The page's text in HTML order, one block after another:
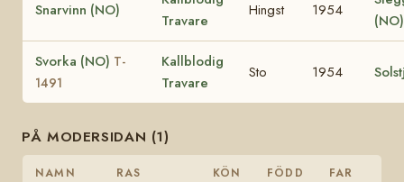
Snarvinn (NO)
Travare
Hingst 1954
Svorka (NO) T-
1491
Kallblodig
Travare
Sto 1954
PÅ MODERSIDAN (1)
NAMN RAS KÖN FÖDD FAR